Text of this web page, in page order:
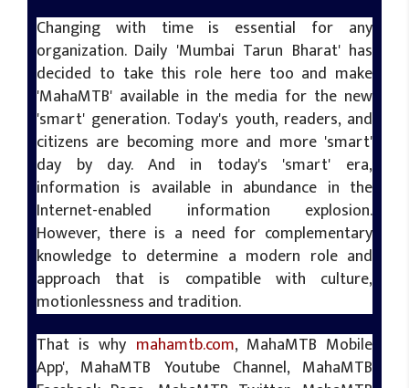
Changing with time is essential for any
organization. Daily 'Mumbai Tarun Bharat' has
decided to take this role here too and make
'MahaMTB' available in the media for the new
'smart' generation. Today's youth, readers, and
citizens are becoming more and more 'smart'
day by day. And in today's 'smart' era,
information is available in abundance in the
Internet-enabled information explosion.
However, there is a need for complementary
knowledge to determine a modern role and
approach that is compatible with culture,
motionlessness and tradition.
That is why mahamtb.com, MahaMTB Mobile
App', MahaMTB Youtube Channel, MahaMTB